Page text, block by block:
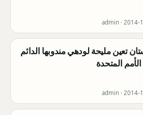
admin · 2014-
تعين مليحة لودهي مندوبها الدائم
المتحدة
admin · 2014-